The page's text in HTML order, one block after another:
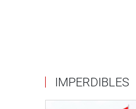
IMPERDIBLES